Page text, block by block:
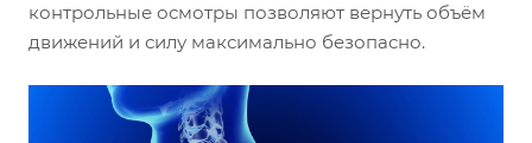
контрольные осмотры позволяют вернуть объём
движений и силу максимально безопасно.